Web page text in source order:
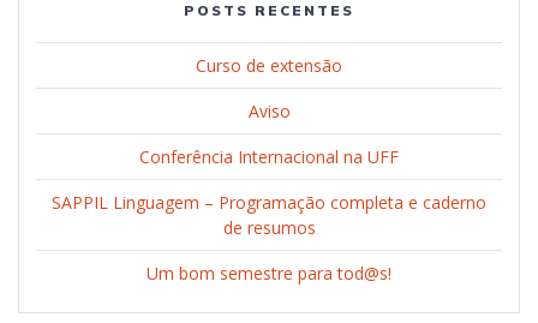
POSTS RECENTES
Curso de extensão
Aviso
Conferência Internacional na UFF
SAPPIL Linguagem – Programação completa e caderno
de resumos
Um bom semestre para tod@s!